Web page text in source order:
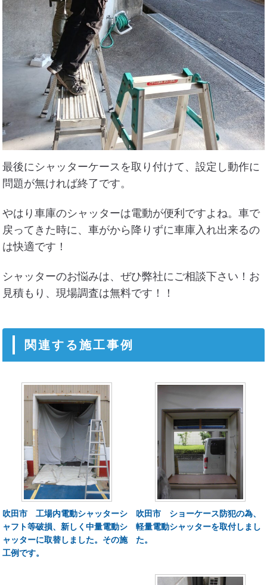
最後にシャッターケースを取り付けて、設定し動作に
問題が無ければ終了です。
やはり車庫のシャッターは電動が便利ですよね。車で
戻ってきた時に、車がから降りずに車庫入れ出来るの
は快適です！
シャッターのお悩みは、ぜひ弊社にご相談下さい！お
見積もり、現場調査は無料です！！
関連する施工事例
吹田市 工場内電動シャッターシ
ャフト等破損、新しく中量電動シ
ャッターに取替しました。その施
工例です。
吹田市 ショーケース防犯の為、
軽量電動シャッターを取付しまし
た。